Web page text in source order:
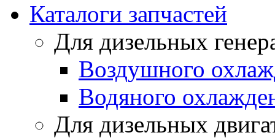
Каталоги запчастей
Для дизельных
Воздушного
Водяного
Для дизельных